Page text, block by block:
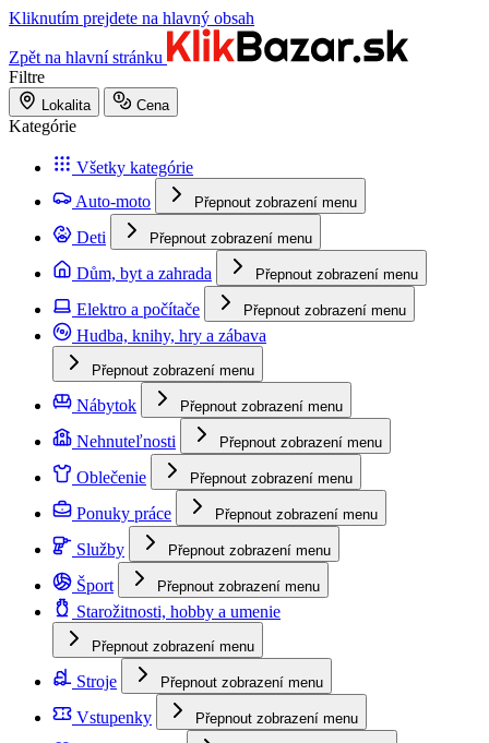
Kliknutím prejdete na hlavný obsah
Zpět na hlavní stránku
Filtre
Lokalita Cena
Kategórie
Všetky kategórie
Auto-moto
Přepnout zobrazení menu
Deti Přepnout zobrazení menu
Dům, byt a zahrada Přepnout zobrazení menu
Elektro a počítače Přepnout zobrazení menu
Hudba, knihy, hry a zábava
Přepnout zobrazení menu
Nábytok Přepnout zobrazení menu
Nehnuteľnosti Přepnout zobrazení menu
Oblečenie Přepnout zobrazení menu
Ponuky práce Přepnout zobrazení menu
Služby Přepnout zobrazení menu
Šport Přepnout zobrazení menu
Starožitnosti, hobby a umenie
Přepnout zobrazení menu
Stroje Přepnout zobrazení menu
Vstupenky Přepnout zobrazení menu